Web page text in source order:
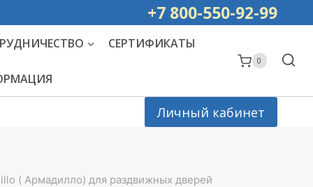
РОССИИ +7 800-550-92-99
СЕРТИФИКАТЫ
0
Личный кабинет
( Армадилло) для раздвижных дверей